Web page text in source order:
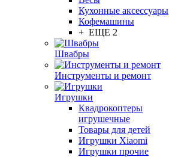
Кухонные аксессуары
Кофемашины
+ ЕЩЕ 2
Швабры
Инструменты и ремонт
Игрушки
Квадрокоптеры
игрушечные
Товары для детей
Игрушки Xiaomi
Игрушки прочие